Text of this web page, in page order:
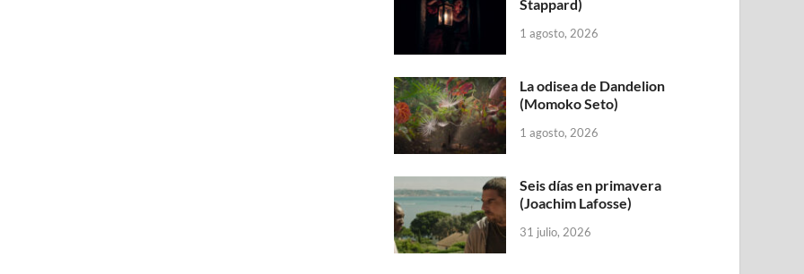
Stappard)
1 agosto, 2026
La odisea de Dandelion
(Momoko Seto)
1 agosto, 2026
Seis días en primavera
(Joachim Lafosse)
31 julio, 2026